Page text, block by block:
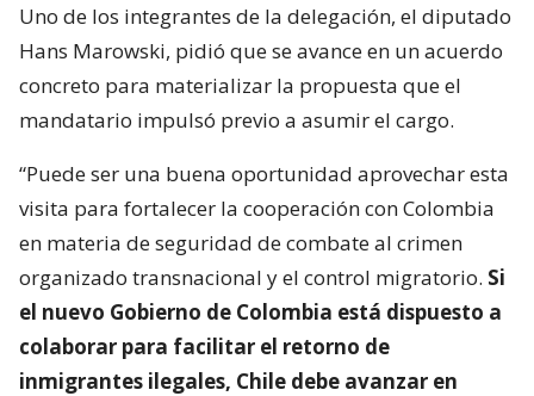
Uno de los integrantes de la delegación, el diputado
Hans Marowski, pidió que se avance en un acuerdo
concreto para materializar la propuesta que el
mandatario impulsó previo a asumir el cargo.
“Puede ser una buena oportunidad aprovechar esta
visita para fortalecer la cooperación con Colombia
en materia de seguridad de combate al crimen
organizado transnacional y el control migratorio. Si
el nuevo Gobierno de Colombia está dispuesto a
colaborar para facilitar el retorno de
inmigrantes ilegales, Chile debe avanzar en